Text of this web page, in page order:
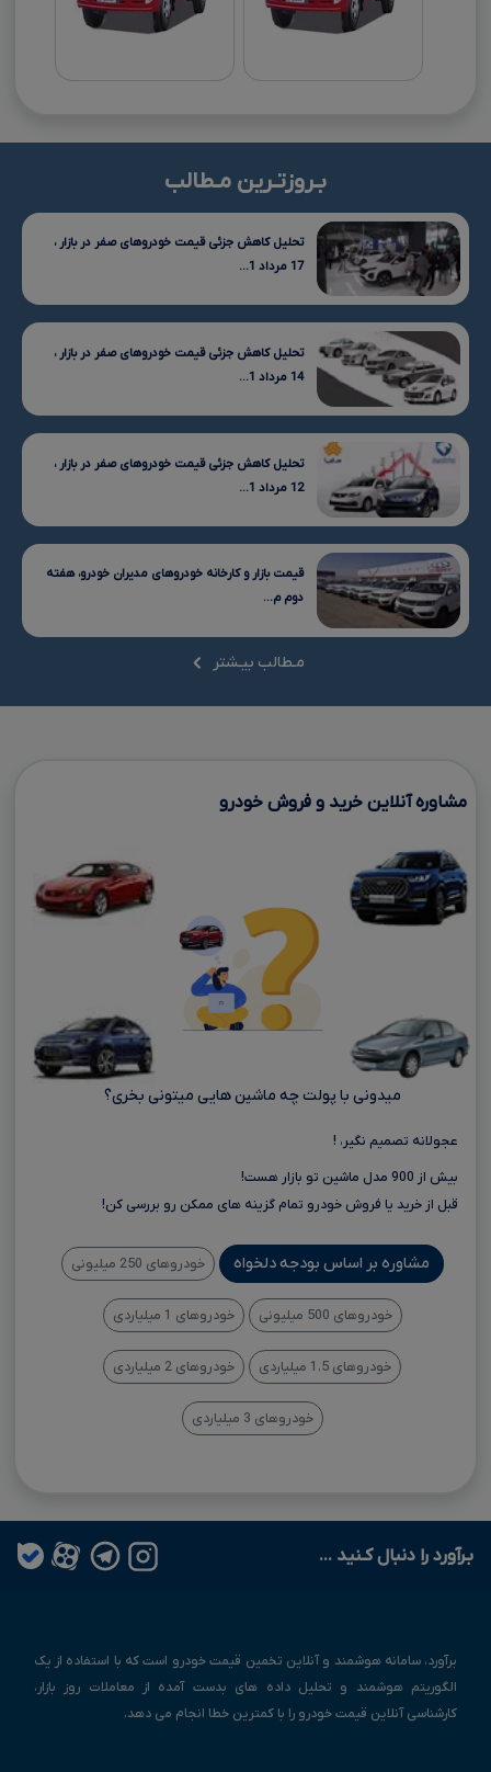
بـروزتـرین مـطالب
تحلیل کاهش جزئی قیمت خودروهای صفر در بازار ،
17 مرداد 1...
تحلیل کاهش جزئی قیمت خودروهای صفر در بازار ،
14 مرداد 1...
تحلیل کاهش جزئی قیمت خودروهای صفر در بازار ،
12 مرداد 1...
قیمت بازار و کارخانه خودروهای مدیران خودرو، هفته
دوم م...
مـطالب بیـشتر
مشاوره آنلاین خرید و فروش خودرو
میدونی با پولت چه ماشین هایی میتونی بخری؟
عجولانه تصمیم نگیر، !
بیش از 900 مدل ماشین تو بازار هست!
قبل از خرید یا فروش خودرو تمام گزینه های ممکن رو بررسی کن!
مشاوره بر اساس بودجه دلخواه خودروهای 250 میلیونی
خودروهای 500 میلیونی خودروهای 1 میلیاردی
خودروهای 1.5 میلیاردی خودروهای 2 میلیاردی
خودروهای 3 میلیاردی
بـرآورد را دنبال کـنید ...
برآورد، سامانه هوشمند و آنلاین تخمین قیمت خودرو است که با استفاده از یک
الگوریتم هوشمند و تحلیل داده های بدست آمده از معاملات روز بازار،
کارشناسی آنلاین قیمت خودرو را با کمترین خطا انجام می دهد.